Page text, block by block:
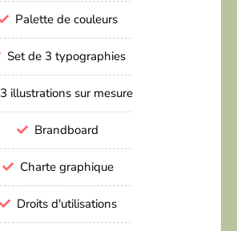
Palette de couleurs
Set de 3 typographies
3 illustrations sur mesure
Brandboard
Charte graphique
Droits d'utilisations